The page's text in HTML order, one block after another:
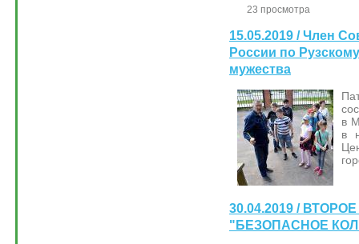
23 просмотра
15.05.2019 / Член
России по
мужества
в
в
30.04.2019 /
"БЕЗОПАСНОЕ